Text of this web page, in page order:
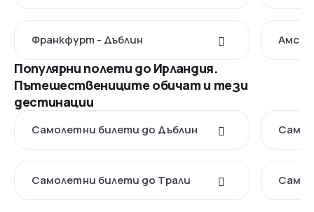
Франкфурт - Дъблин
Популярни полети до Ирландия.
Пътешествениците обичат и тези
дестинации
Самолетни билети до Дъблин
Самолетни билети до Трали